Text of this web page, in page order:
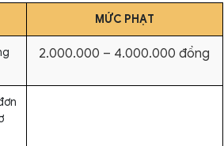
MỨC PHẠT
2.000.000 – 4.000.000 đồng